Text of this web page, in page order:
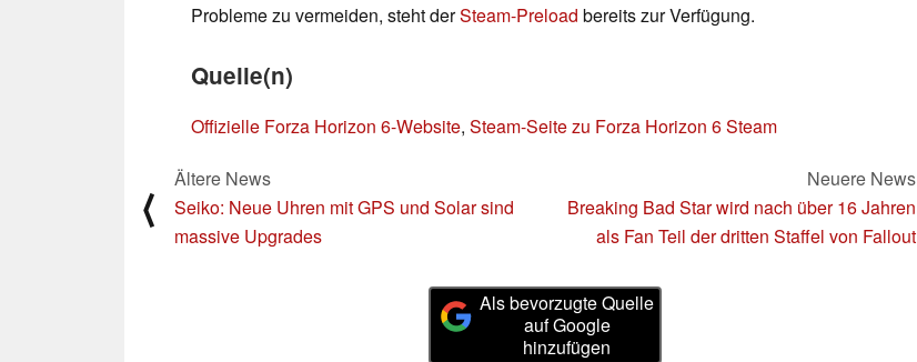
Probleme zu vermeiden, steht derSteam-Preload bereits zur Verfügung.
Quelle(n)
Offizielle Forza Horizon 6-Website, Steam-Seite zu Forza Horizon 6 Steam
⟨
Ältere News
Seiko: Neue Uhren mit GPS und Solar sind
massive Upgrades
Neuere News
Breaking Bad Star wird nach über 16 Jahren
als Fan Teil der dritten Staffel von Fallout
Als bevorzugte Quelle
auf Google
hinzufügen